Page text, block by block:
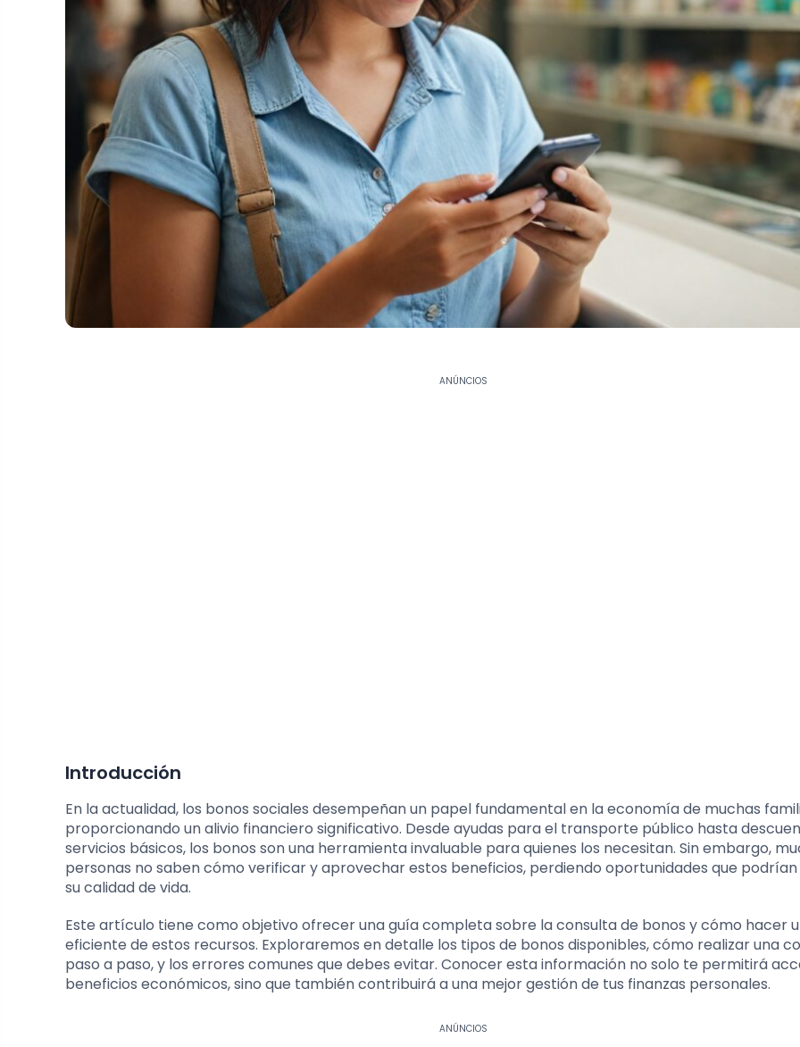
ANÚNCIOS
Introducción
En la actualidad, los bonos sociales desempeñan un papel fundamental en la economía de muchas
proporcionando un alivio financiero significativo. Desde ayudas para el transporte público hasta
servicios básicos, los bonos son una herramienta invaluable para quienes los necesitan. Sin embargo,
personas no saben cómo verificar y aprovechar estos beneficios, perdiendo oportunidades que
su calidad de vida.
Este artículo tiene como objetivo ofrecer una guía completa sobre la consulta de bonos y cómo hacer
eficiente de estos recursos. Exploraremos en detalle los tipos de bonos disponibles, cómo realizar una
paso a paso, y los errores comunes que debes evitar. Conocer esta información no solo te permitirá
beneficios económicos, sino que también contribuirá a una mejor gestión de tus finanzas personales.
ANÚNCIOS